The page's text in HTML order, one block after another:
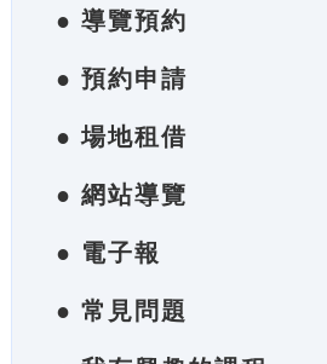
● 導覽預約
● 預約申請
● 場地租借
● 網站導覽
● 電子報
● 常見問題